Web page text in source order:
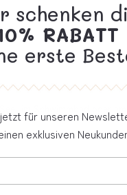
im Schwimmbad oder
schenken
RABATT
erste
für unseren
exklusiven